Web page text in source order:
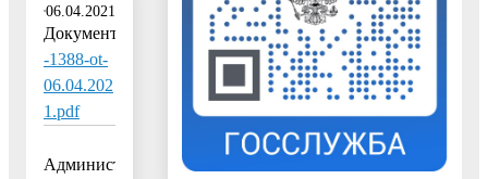
06.04.2021
Документ:
-1388-ot-
06.04.202
1.pdf
Администрация